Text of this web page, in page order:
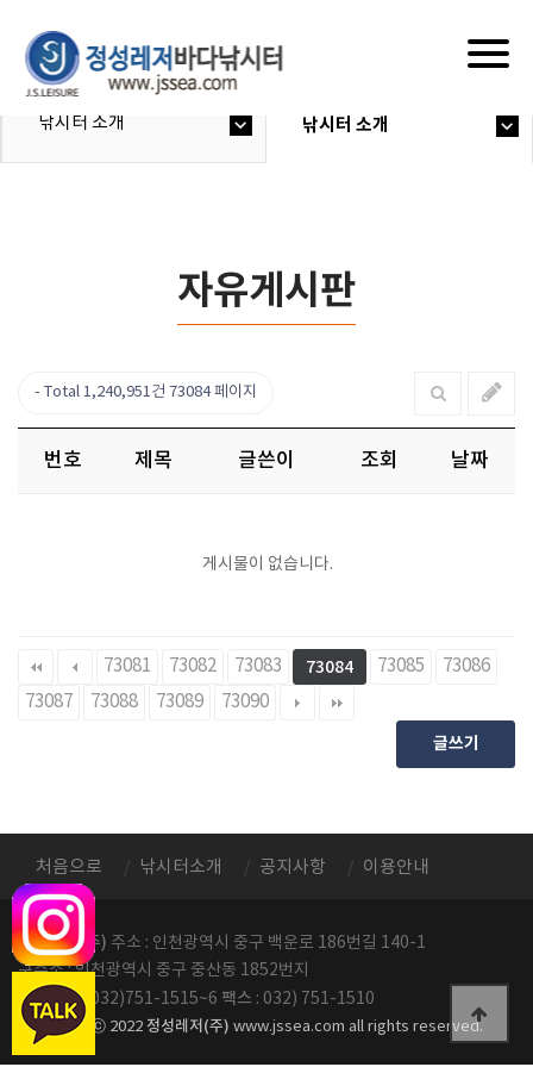
낚시터 소개 낚시터 소개
자유게시판
Total 1,240,951건 73084 페이지
번호 제목 글쓴이 조회 날짜
게시물이 없습니다.
73081 73082 73083 73084 73085
73086
73087
73088 73089 73090
글쓰기
처음으로 낚시터소개 공지사항 이용안내
정성레저(주) 주소 : 인천광역시 중구 백운로 186번길 140-1
구주소 : 인천광역시 중구 중산동 1852번지
전화번호: 032)751-1515~6 팩스 : 032) 751-1510
copyright ⓒ 2022 정성레저(주) www.jssea.com all rights reserved.